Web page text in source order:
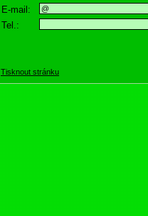
E-mail:
Tel.:
Tisknout stránku